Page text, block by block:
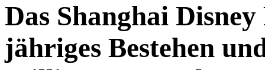
Das Shanghai
jähriges Bestehen